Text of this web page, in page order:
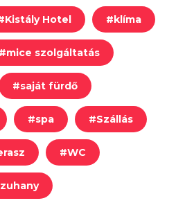
Kistály Hotel #klíma
#mice szolgáltatás
#saját fürdő
#spa #Szállás
#WC
zuhany